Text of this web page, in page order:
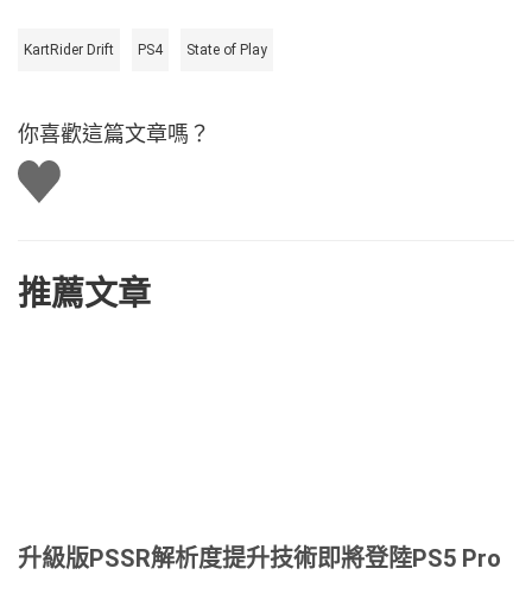
KartRider Drift PS4 State of Play
你喜歡這篇文章嗎？
讚
推薦文章
升級版PSSR解析度提升技術即將登陸PS5 Pro